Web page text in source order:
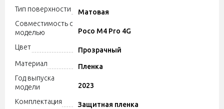
Тип поверхности
Матовая
Совместимость с
моделью
Poco M4 Pro 4G
Цвет
Прозрачный
Материал
Пленка
Год выпуска
модели
2023
Комплектация
Защитная пленка